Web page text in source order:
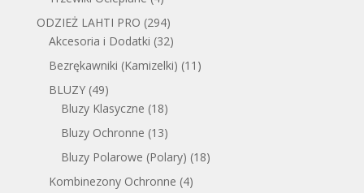
ODZIEŻ LAHTI PRO (294)
Akcesoria i Dodatki (32)
Bezrękawniki (Kamizelki) (11)
BLUZY (49)
Bluzy Klasyczne (18)
Bluzy Ochronne (13)
Bluzy Polarowe (Polary) (18)
Kombinezony Ochronne (4)